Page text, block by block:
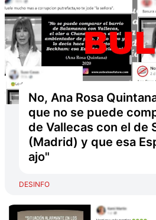
No, Ana Rosa
que no se puede
de Vallecas con el de
(Madrid) y que esa
ajo"
DESINFO